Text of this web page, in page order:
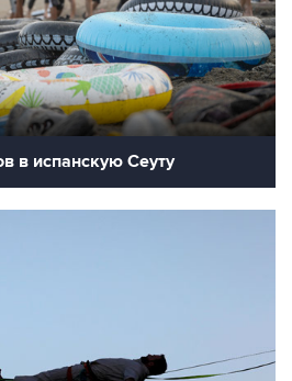
в испанскую Сеуту